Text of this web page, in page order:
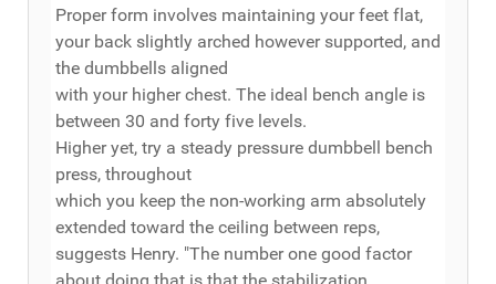
Proper form involves maintaining your feet flat,
your back slightly arched however supported, and
the dumbbells aligned
with your higher chest. The ideal bench angle is
between 30 and forty five levels.
Higher yet, try a steady pressure dumbbell bench
press, throughout
which you keep the non-working arm absolutely
extended toward the ceiling between reps,
suggests Henry. "The number one good factor
about doing that is that the stabilization